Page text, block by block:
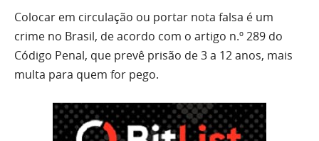
Colocar em circulação ou portar nota falsa é um
crime no Brasil, de acordo com o artigo n.º 289 do
Código Penal, que prevê prisão de 3 a 12 anos, mais
multa para quem for pego.